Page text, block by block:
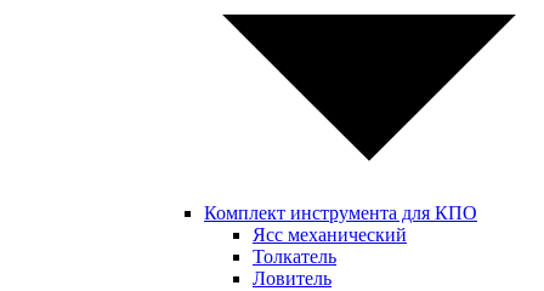
Комплект инструмента для КПО
Ясс механический
Толкатель
Ловитель